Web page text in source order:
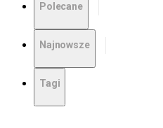
Polecane
Najnowsze
Tagi